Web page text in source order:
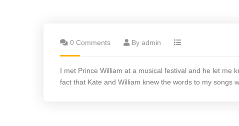
0 Comments By admin
I met Prince William at a musical festival and he let me
fact that Kate and William knew the words to my songs